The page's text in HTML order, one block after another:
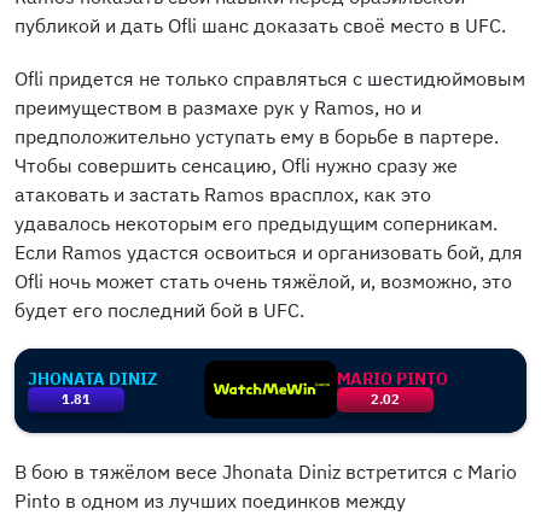
публикой и дать Ofli шанс доказать своё место в UFC.
Ofli придется не только справляться с шестидюймовым
преимуществом в размахе рук у Ramos, но и
предположительно уступать ему в борьбе в партере.
Чтобы совершить сенсацию, Ofli нужно сразу же
атаковать и застать Ramos врасплох, как это
удавалось некоторым его предыдущим соперникам.
Если Ramos удастся освоиться и организовать бой, для
Ofli ночь может стать очень тяжёлой, и, возможно, это
будет его последний бой в UFC.
JHONATA DINIZ
1.81 2.02
MARIO PINTO
В бою в тяжёлом весе Jhonata Diniz встретится с Mario
Pinto в одном из лучших поединков между